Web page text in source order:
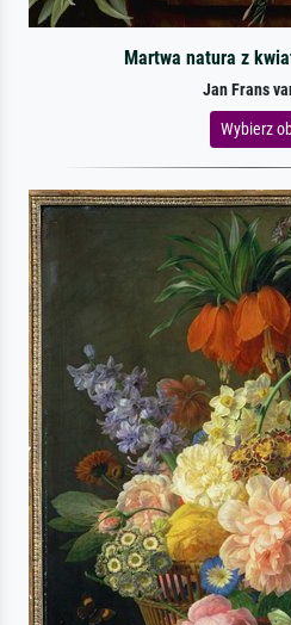
Martwa natura z
Jan Frans
Wybierz